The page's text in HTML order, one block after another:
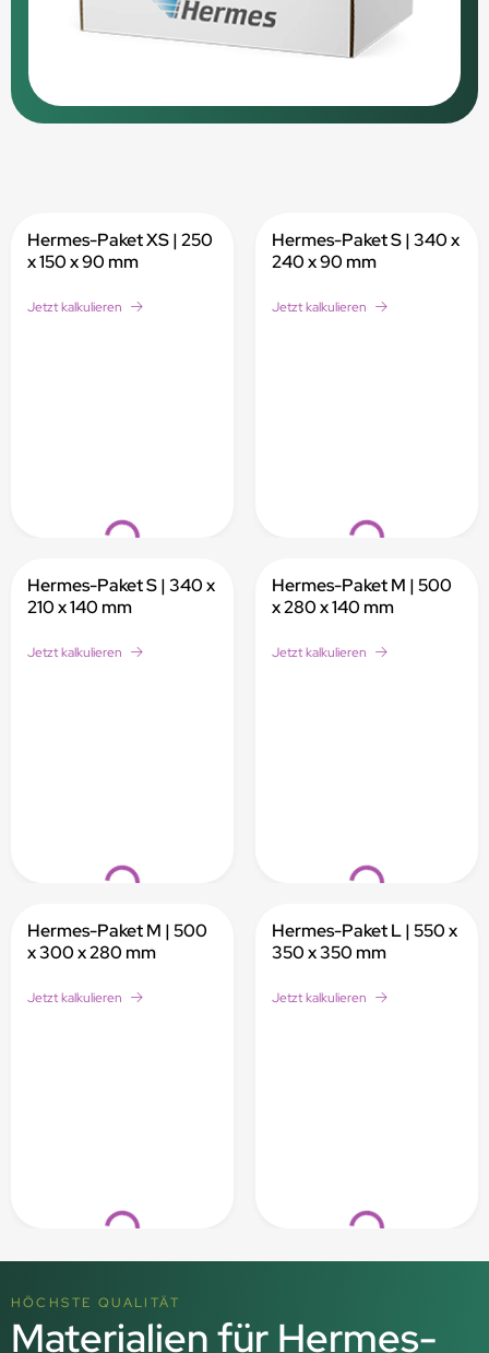
Loading...
Hermes-Paket XS | 250
x 150 x 90 mm
Jetzt kalkulieren
Loading...
Hermes-Paket S | 340 x
240 x 90 mm
Jetzt kalkulieren
Loading...
Hermes-Paket S | 340 x
210 x 140 mm
Jetzt kalkulieren
Loading...
Hermes-Paket M | 500
x 280 x 140 mm
Jetzt kalkulieren
Loading...
Hermes-Paket M | 500
x 300 x 280 mm
Jetzt kalkulieren
Loading...
Hermes-Paket L | 550 x
350 x 350 mm
Jetzt kalkulieren
HÖCHSTE QUALITÄT
Materialien für Hermes-